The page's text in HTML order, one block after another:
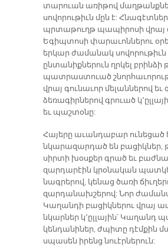
տարուան առիթով
սովորութիւն մըն է:
պրտաթուղթ պապիրոսի վրայ
Եգիպտոսի փարաւոններու
երկար ժամանակ
ընտանիքներուն ղրկել բրինձի
պատրաստուած
վրայ գունաւոր մելաններով եւ
ձեռագիրներով գրուած
եւ պաշտօնը:
Հայերը աւանդաբար ունեցած
նկարազարդած են բացիկներ,
սիրտի խօսքեր գրած եւ
զարդարէին կրօնական
նագրերով, կենաց ծառի
զարդանախշերով: Նոր
Կաղանդի բացիկներու վրայ
նկարներ կ՚ըլլային՝ Կաղանդ
կենդանիներ, ժպիտը դէմքին
սպասեն իրենց նուէրներուն: